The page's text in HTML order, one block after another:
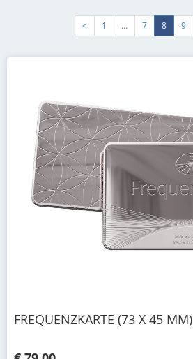
< 1 ... 7 8 9
FREQUENZKARTE (73 X 45 MM)